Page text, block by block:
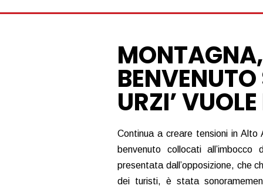
URZI’
Continua a creare tensioni in
benvenuto collocati
presentata dall’opposizione, che
dei turisti, è stata